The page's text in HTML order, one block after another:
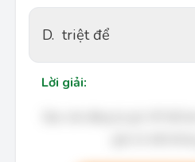
D. triệt để
Lời giải: